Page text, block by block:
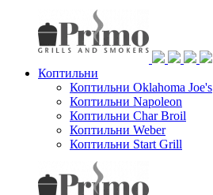
Коптильни
Коптильни Oklahoma Joe's
Коптильни Napoleon
Коптильни Char Broil
Коптильни Weber
Коптильни Start Grill